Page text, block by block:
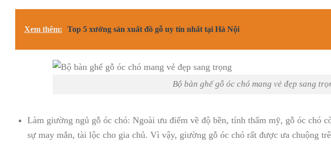
Xem thêm: Top 5 xưởng sản xuất đồ gỗ uy tín nhất tại Hà Nội
Bộ bàn ghế gỗ óc chó mang vẻ đẹp sang
Làm giường ngủ gỗ óc chó: Ngoài ưu điểm về độ bền, tính thẩm mỹ, gỗ óc chó
sự may mắn, tài lộc cho gia chủ. Vì vậy, giường gỗ óc chó rất được ưa chuộng